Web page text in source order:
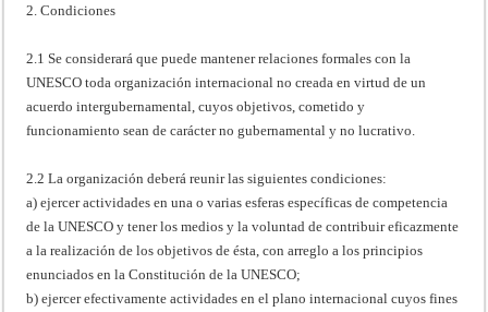
2. Condiciones
2.1 Se considerará que puede mantener relaciones formales con la
UNESCO toda organización internacional no creada en virtud de un
acuerdo intergubernamental, cuyos objetivos, cometido y
funcionamiento sean de carácter no gubernamental y no lucrativo.
2.2 La organización deberá reunir las siguientes condiciones:
a) ejercer actividades en una o varias esferas específicas de competencia
de la UNESCO y tener los medios y la voluntad de contribuir eficazmente
a la realización de los objetivos de ésta, con arreglo a los principios
enunciados en la Constitución de la UNESCO;
b) ejercer efectivamente actividades en el plano internacional cuyos fines